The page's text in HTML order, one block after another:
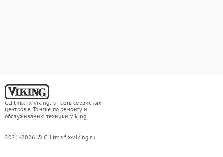
СЦ tms.fix-viking.ru - сеть сервисных
центров в Томске по ремонту и
обслуживанию техники Viking
2021-2026 © СЦ tms.fix-viking.ru